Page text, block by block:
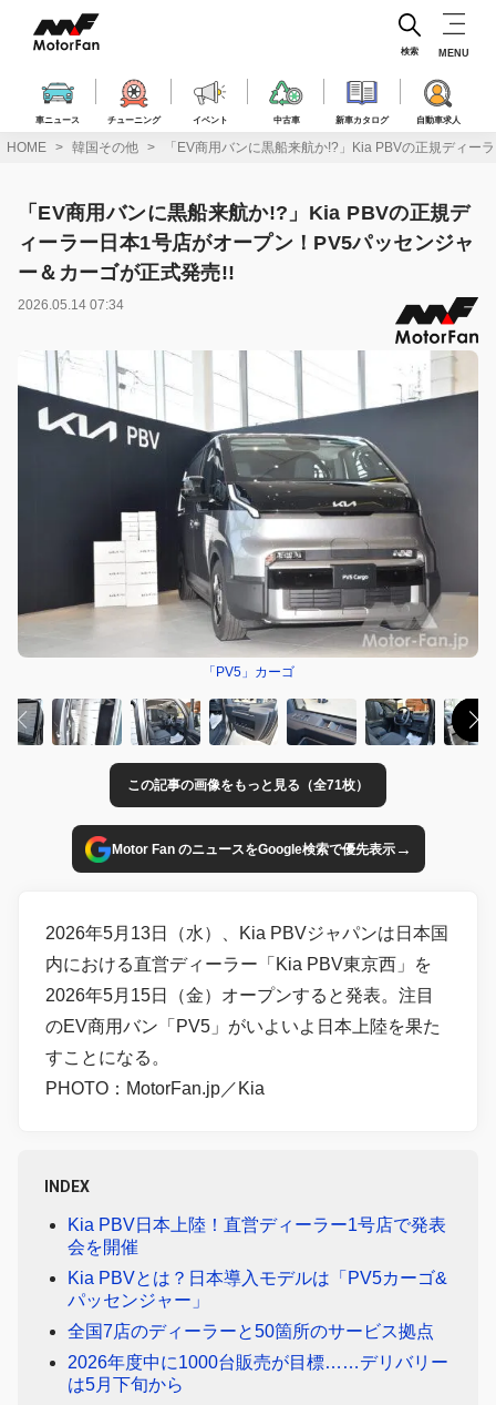
ス
車ニュース チューニング イベント 中古車 新車カタログ 自動車求人
検索 MENU
HOME 韓国その他 「EV商用バンに黒船来航か!?」Kia PBVの正規ディー
「EV商用バンに黒船来航か!?」Kia PBVの正規デ
ィーラー日本1号店がオープン！PV5パッセンジャ
ー＆カーゴが正式発売!!
2026.05.14 07:34
「PV5」カーゴ
この記事の画像をもっと見る（全71枚）
Motor Fan のニュースをGoogle検索で優先表示→
2026年5月13日（水）、Kia PBVジャパンは日本国
内における直営ディーラー「Kia PBV東京西」を
2026年5月15日（金）オープンすると発表。注目
のEV商用バン「PV5」がいよいよ日本上陸を果た
すことになる。
PHOTO：MotorFan.jp／Kia
INDEX
Kia PBV日本上陸！直営ディーラー1号店で発表
会を開催
Kia PBVとは？日本導入モデルは「PV5カーゴ&
パッセンジャー」
全国7店のディーラーと50箇所のサービス拠点
2026年度中に1000台販売が目標……デリバリー
は5月下旬から